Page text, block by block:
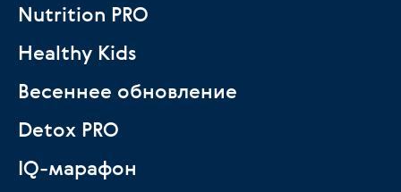
Nutrition PRO
Healthy Kids
Весеннее обновление
Detox PRO
IQ-марафон